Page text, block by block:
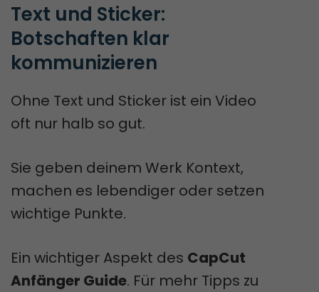
Text und Sticker:
Botschaften klar
kommunizieren
Ohne Text und Sticker ist ein Video
oft nur halb so gut.
Sie geben deinem Werk Kontext,
machen es lebendiger oder setzen
wichtige Punkte.
Ein wichtiger Aspekt des CapCut
Anfänger Guide. Für mehr Tipps zu